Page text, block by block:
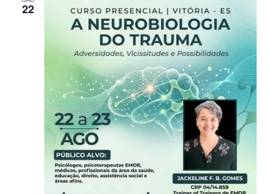
22